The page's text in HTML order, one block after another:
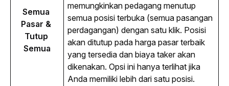
Semua
Pasar &
Tutup
Semua
memungkinkan pedagang menutup
semua posisi terbuka (semua pasangan
perdagangan) dengan satu klik. Posisi
akan ditutup pada harga pasar terbaik
yang tersedia dan biaya taker akan
dikenakan. Opsi ini hanya terlihat jika
Anda memiliki lebih dari satu posisi.